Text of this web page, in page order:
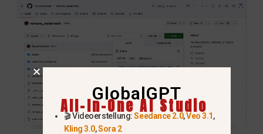
GlobalGPT
All-In-One AI Studio
🎬 Videoerstellung:Seedance 2.0,Veo 3.1,
Kling 3.0,Sora 2